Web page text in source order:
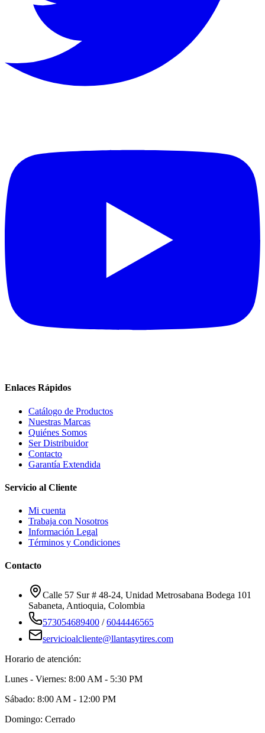
Enlaces Rápidos
Catálogo de Productos
Nuestras Marcas
Quiénes Somos
Ser Distribuidor
Contacto
Garantía Extendida
Servicio al Cliente
Mi cuenta
Trabaja con Nosotros
Información Legal
Términos y Condiciones
Contacto
Calle 57 Sur # 48-24, Unidad Metrosabana Bodega 101
Sabaneta, Antioquia, Colombia
573054689400 /6044446565
servicioalcliente@llantasytires.com
Horario de atención:
Lunes - Viernes: 8:00 AM - 5:30 PM
Sábado: 8:00 AM - 12:00 PM
Domingo: Cerrado